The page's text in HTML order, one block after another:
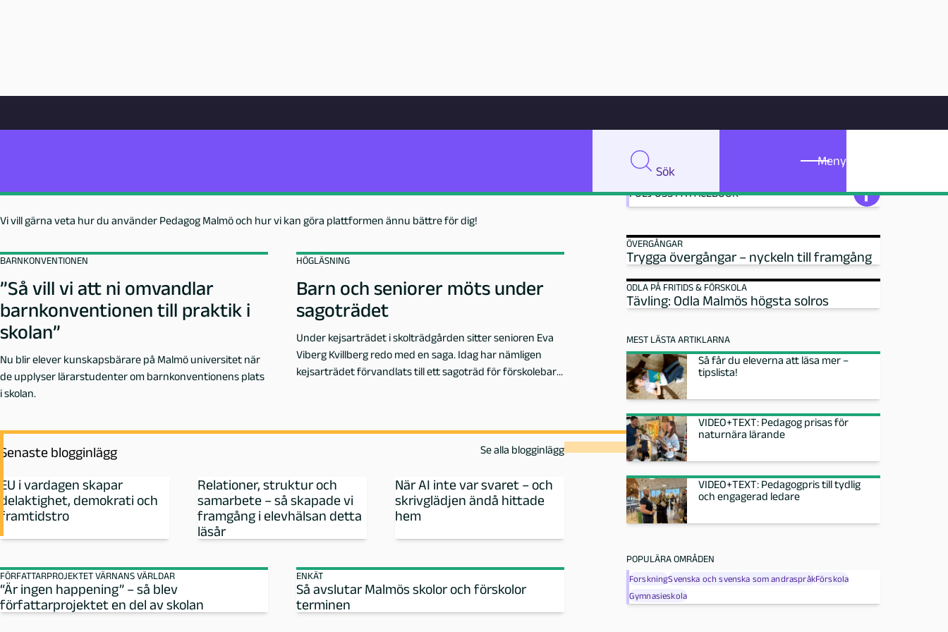
Hoppa till innehåll
e
a
g
o
g
a
l
m
-
I
Sök
Sök
Meny
Meny
AvRed. Pedagog Malmö Publicerad 12 juni 2026
Vi vill gärna veta hur du använder Pedagog Malmö och hur vi kan göra plattformen ännu bättre för dig!
BARNKONVENTIONEN
”Så vill vi att ni omvandlar
barnkonventionen till praktik i
skolan”
Nu blir elever kunskapsbärare på Malmö universitet när
de upplyser lärarstudenter om barnkonventionens plats
i skolan.
HÖGLÄSNING
Barn och seniorer möts under
sagoträdet
Under kejsarträdet i skolträdgården sitter senioren Eva
Viberg Kvillberg redo med en saga. Idag har nämligen
kejsarträdet förvandlats till ett sagoträd för förskolebarn
Senaste blogginlägg Se alla blogginlägg
EU i vardagen skapar
delaktighet, demokrati och
framtidstro
Relationer, struktur och
samarbete – så skapade vi
framgång i elevhälsan detta
läsår
När AI inte var svaret – och
skrivglädjen ändå hittade
hem
FÖRFATTARPROJEKTET VÄRNANS VÄRLDAR
“Är ingen happening” – så blev
författarprojektet en del av skolan
ENKÄT
Så avslutar Malmös skolor och förskolor
terminen
FÖLJ OSS PÅ FACEBOOK
ÖVERGÅNGAR
Trygga övergångar – nyckeln till framgång
ODLA PÅ FRITIDS & FÖRSKOLA
Tävling: Odla Malmös högsta solros
MEST LÄSTA ARTIKLARNA
Så får du eleverna att läsa mer –
tipslista!
VIDEO+TEXT: Pedagog prisas för
naturnära lärande
VIDEO+TEXT: Pedagogpris till tydlig
och engagerad ledare
POPULÄRA OMRÅDEN
ForskningSvenska och svenska som andraspråkFörskola
Gymnasieskola